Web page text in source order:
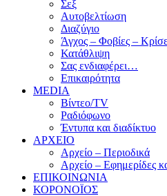
Σεξ
Αυτοβελτίωση
Διαζύγιο
Άγχος – Φοβίες –
Κατάθλιψη
Σας ενδιαφέρει…
Επικαιρότητα
MEDIA
Βίντεο/TV
Ραδιόφωνο
Έντυπα και διαδίκτυο
ΑΡΧΕΙΟ
Αρχείο – Περιοδικά
Αρχείο – Εφημερίδες
ΕΠΙΚΟΙΝΩΝΙΑ
ΚΟΡΟΝΟΪΟΣ